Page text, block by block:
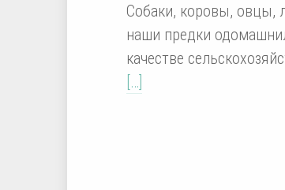
Собаки, коровы, овцы,
наши предки
качестве
[…]